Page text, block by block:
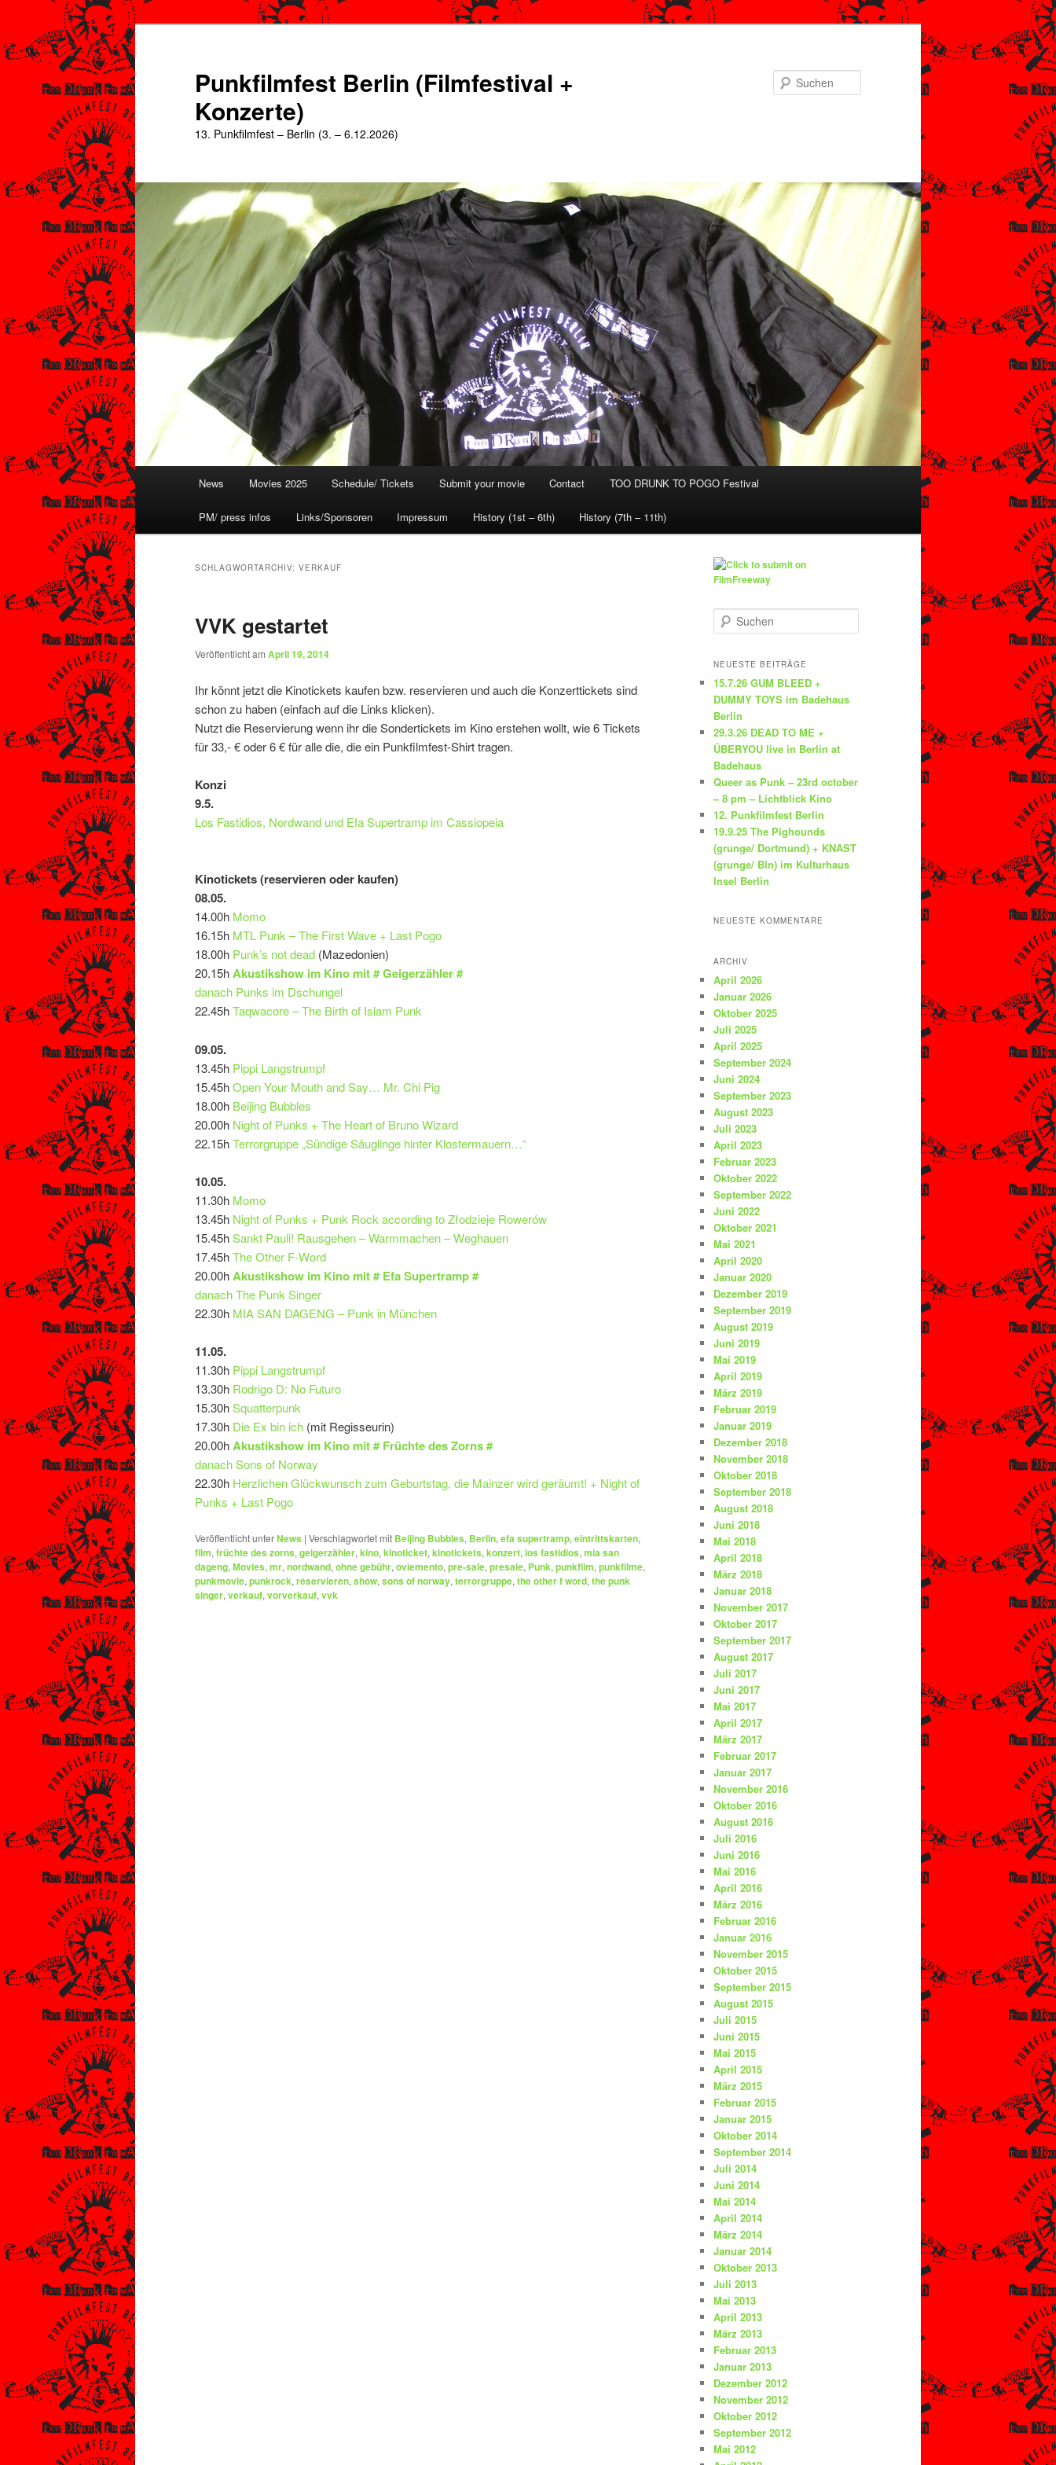
primären
springen
sekundären
springen
Punkfilmfest Berlin (Filmfestival +
Konzerte)
13. Punkfilmfest – Berlin (3. – 6.12.2026)
News Movies 2025 Schedule/ Tickets Submit your movie Contact TOO DRUNK TO POGO Festival
PM/ press infos Links/Sponsoren Impressum History (1st – 6th) History (7th – 11th)
SCHLAGWORTARCHIV: VERKAUF
VVK gestartet
Veröffentlicht am April 19, 2014
Ihr könnt jetzt die Kinotickets kaufen bzw. reservieren und auch die Konzerttickets sind
schon zu haben (einfach auf die Links klicken).
Nutzt die Reservierung wenn ihr die Sondertickets im Kino erstehen wollt, wie 6 Tickets
für 33,- € oder 6 € für alle die, die ein Punkfilmfest-Shirt tragen.
Konzi
9.5.
Los Fastidios, Nordwand und Efa Supertramp im Cassiopeia
Kinotickets (reservieren oder kaufen)
08.05.
14.00h Momo
16.15h MTL Punk – The First Wave + Last Pogo
18.00h Punk’s not dead (Mazedonien)
20.15hAkustikshow im Kino mit # Geigerzähler #
danach Punks im Dschungel
22.45hTaqwacore – The Birth of Islam Punk
09.05.
13.45h Pippi Langstrumpf
15.45hOpen Your Mouth and Say… Mr. Chi Pig
18.00h Beijing Bubbles
20.00h Night of Punks + The Heart of Bruno Wizard
22.15hTerrorgruppe „Sündige Säuglinge hinter Klostermauern…“
10.05.
11.30h Momo
13.45h Night of Punks + Punk Rock according to Złodzieje Rowerów
15.45hSankt Pauli! Rausgehen – Warmmachen – Weghauen
17.45hThe Other F-Word
20.00hAkustikshow im Kino mit # Efa Supertramp #
danach The Punk Singer
22.30h MIA SAN DAGENG – Punk in München
11.05.
11.30h Pippi Langstrumpf
13.30h Rodrigo D: No Futuro
15.30hSquatterpunk
17.30h Die Ex bin ich (mit Regisseurin)
20.00hAkustikshow im Kino mit # Früchte des Zorns #
danach Sons of Norway
22.30h Herzlichen Glückwunsch zum Geburtstag, die Mainzer wird geräumt! + Night of
Punks + Last Pogo
Veröffentlicht unterNews | Verschlagwortet mit Beijing Bubbles, Berlin, efa supertramp, eintrittskarten,
film, früchte des zorns, geigerzähler, kino, kinoticket, kinotickets, konzert, los fastidios, mia san
dageng, Movies, mr, nordwand, ohne gebühr, oviemento, pre-sale, presale, Punk, punkfilm, punkfilme,
punkmovie, punkrock, reservieren, show, sons of norway, terrorgruppe, the other f word, the punk
singer, verkauf, vorverkauf, vvk
u
h
n
NEUESTE BEITRÄGE
15.7.26 GUM BLEED +
DUMMY TOYS im Badehaus
Berlin
29.3.26 DEAD TO ME +
ÜBERYOU live in Berlin at
Badehaus
Queer as Punk – 23rd october
– 8 pm – Lichtblick Kino
12. Punkfilmfest Berlin
19.9.25 The Pighounds
(grunge/ Dortmund) + KNAST
(grunge/ Bln) im Kulturhaus
Insel Berlin
NEUESTE KOMMENTARE
ARCHIV
April 2026
Januar 2026
Oktober 2025
Juli 2025
April 2025
September 2024
Juni 2024
September 2023
August 2023
Juli 2023
April 2023
Februar 2023
Oktober 2022
September 2022
Juni 2022
Oktober 2021
Mai 2021
April 2020
Januar 2020
Dezember 2019
September 2019
August 2019
Juni 2019
Mai 2019
April 2019
März 2019
Februar 2019
Januar 2019
Dezember 2018
November 2018
Oktober 2018
September 2018
August 2018
Juni 2018
Mai 2018
April 2018
März 2018
Januar 2018
November 2017
Oktober 2017
September 2017
August 2017
Juli 2017
Juni 2017
Mai 2017
April 2017
März 2017
Februar 2017
Januar 2017
November 2016
Oktober 2016
August 2016
Juli 2016
Juni 2016
Mai 2016
April 2016
März 2016
Februar 2016
Januar 2016
November 2015
Oktober 2015
September 2015
August 2015
Juli 2015
Juni 2015
Mai 2015
April 2015
März 2015
Februar 2015
Januar 2015
Oktober 2014
September 2014
Juli 2014
Juni 2014
Mai 2014
April 2014
März 2014
Januar 2014
Oktober 2013
Juli 2013
Mai 2013
April 2013
März 2013
Februar 2013
Januar 2013
Dezember 2012
November 2012
Oktober 2012
September 2012
Mai 2012